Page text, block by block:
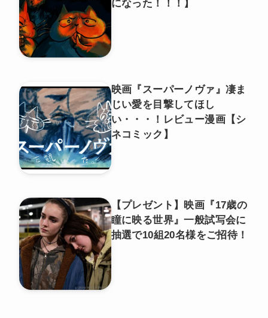
になった！！！】
映画『スーパーノヴァ』凄ま
じい愛を目撃してほし
い・・・！レビュー漫画【シ
ネコミック】
【プレゼント】映画『17歳の
瞳に映る世界』一般試写会に
抽選で10組20名様をご招待！